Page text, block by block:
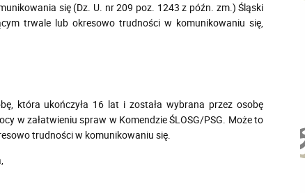
się (Dz. U. nr 209 poz. 1243 z późn. zm.) Śląski
trwale lub okresowo trudności w komunikowaniu się,
która ukończyła 16 lat i została wybrana przez osobę
w załatwieniu spraw w Komendzie ŚLOSG/PSG. Może to
trudności w komunikowaniu się.